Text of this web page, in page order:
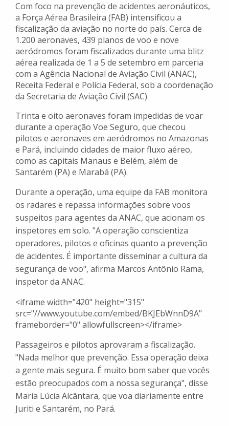
Com foco na prevenção de acidentes aeronáuticos,
a Força Aérea Brasileira (FAB) intensificou a
fiscalização da aviação no norte do país. Cerca de
1.200 aeronaves, 439 planos de voo e nove
aeródromos foram fiscalizados durante uma blitz
aérea realizada de 1 a 5 de setembro em parceria
com a Agência Nacional de Aviação Civil (ANAC),
Receita Federal e Polícia Federal, sob a coordenação
da Secretaria de Aviação Civil (SAC).
Trinta e oito aeronaves foram impedidas de voar
durante a operação Voe Seguro, que checou
pilotos e aeronaves em aeródromos no Amazonas
e Pará, incluindo cidades de maior fluxo aéreo,
como as capitais Manaus e Belém, além de
Santarém (PA) e Marabá (PA).
Durante a operação, uma equipe da FAB monitora
os radares e repassa informações sobre voos
suspeitos para agentes da ANAC, que acionam os
inspetores em solo. "A operação conscientiza
operadores, pilotos e oficinas quanto a prevenção
de acidentes. É importante disseminar a cultura da
segurança de voo", afirma Marcos Antônio Rama,
inspetor da ANAC.
<iframe width="420" height="315"
src="//www.youtube.com/embed/BKJEbWnnD9A"
frameborder="0" allowfullscreen></iframe>
Passageiros e pilotos aprovaram a fiscalização.
"Nada melhor que prevenção. Essa operação deixa
a gente mais segura. É muito bom saber que vocês
estão preocupados com a nossa segurança", disse
Maria Lúcia Alcântara, que voa diariamente entre
Juriti e Santarém, no Pará.